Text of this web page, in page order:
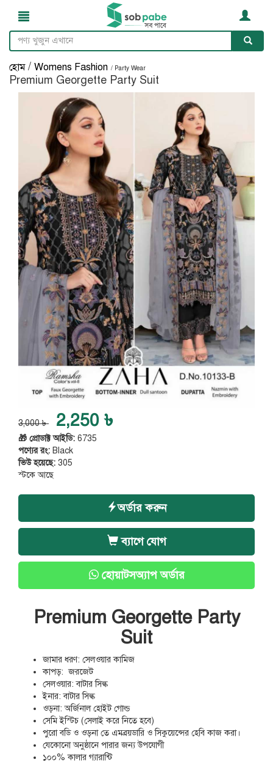
হোম / Womens Fashion / Party Wear
Premium Georgette Party Suit
3,000 ৳ 2,250 ৳
🎁 প্রোডাক্ট আইডি: 6735
পণ্যের রং: Black
ভিউ হয়েছে: 305
স্টকে আছে
অর্ডার করুন
ব্যাগে যোগ
হোয়াটসঅ্যাপ অর্ডার
Premium Georgette Party
Suit
জামার ধরণ: সেলওয়ার কামিজ
কাপড়: জরজেট
সেলওয়ার: বাটার সিল্ক
ইনার: বাটার সিল্ক
ওড়না: অর্জিনাল হোইট গোল্ড
সেমি ইস্টিচ (সেলাই করে নিতে হবে)
পুরো বডি ও ওড়না তে এমব্রয়ডারি ও সিকুয়েন্সের হেবি কাজ করা।
যেকোনো অনুষ্ঠানে পারার জন্য উপযোগী
১০০% কালার গ্যারান্টি